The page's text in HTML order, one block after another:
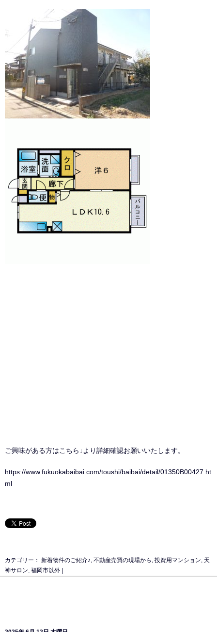
ご興味がある方はこちら↓より詳細確認お願いいたします。
https://www.fukuokabaibai.com/toushi/baibai/detail/01350B00427.ht
ml
カテゴリー： 新着物件のご紹介♪, 不動産売買の現場から , 投資用マンション, 天
神サロン, 福岡市以外